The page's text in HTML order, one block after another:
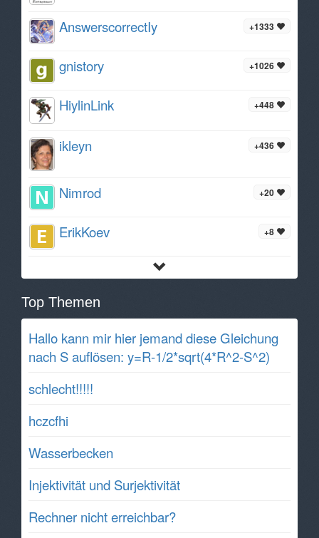
+1333
AnswerscorrectIy
+1026
gnistory
+448
HiylinLink
+436
ikleyn
+20
Nimrod
+8
ErikKoev
Top Themen
Hallo kann mir hier jemand diese Gleichung
nach S auflösen: y=R-1/2*sqrt(4*R^2-S^2)
schlecht!!!!!
hczcfhi
Wasserbecken
Injektivität und Surjektivität
Rechner nicht erreichbar?